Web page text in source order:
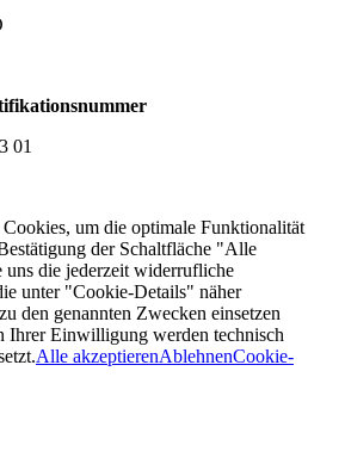
01
um die optimale Funktionalität
der Schaltfläche "Alle
uns die jederzeit widerrufliche
unter "Cookie-Details" näher
den genannten Zwecken einsetzen
Ihrer Einwilligung werden technisch
Alle akzeptierenAblehnenCookie-